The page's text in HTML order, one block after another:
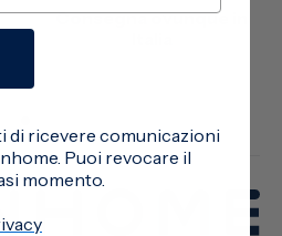
Consegna ovunque in
di ricevere comunicazioni
Puoi revocare il
momento.